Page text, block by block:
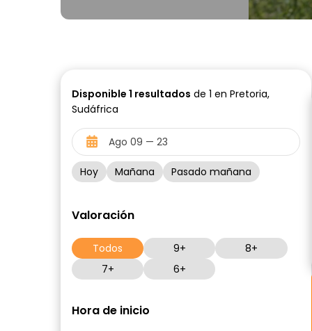
Disponible 1 resultados de 1 en Pretoria,
Sudáfrica
Hoy Mañana Pasado mañana
Valoración
Todos 9+
8+
7+
6+
Hora de inicio